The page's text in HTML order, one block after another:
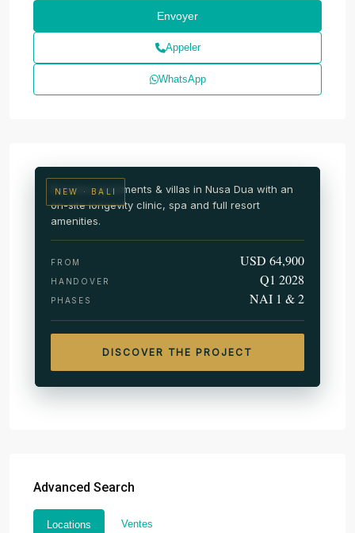
Appeler
WhatsApp
NEW · BALI
Branded apartments & villas in Nusa Dua with an
on-site longevity clinic, spa and full resort
amenities.
FROM USD 64,900
HANDOVER Q1 2028
PHASES NAI 1 & 2
DISCOVER THE PROJECT
Advanced Search
Locations Ventes